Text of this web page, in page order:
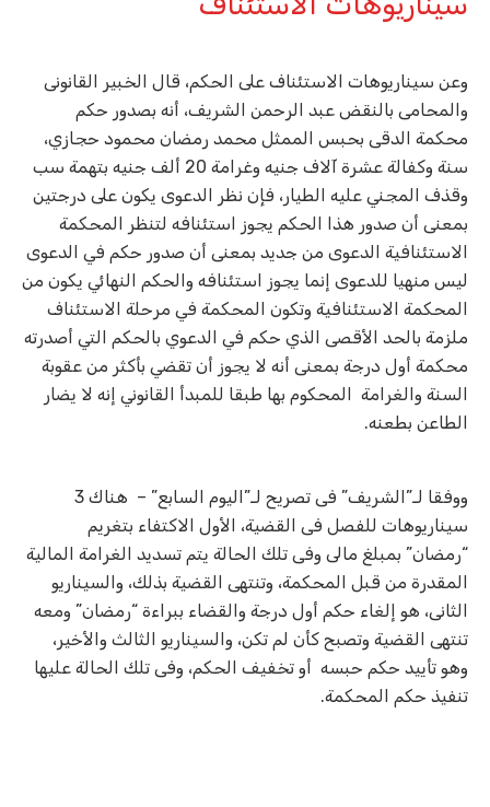
وعن سيناريوهات الاستئناف على الحكم، قال الخبير القانونى
والمحامى بالنقض عبد الرحمن الشريف، أنه بصدور حكم
محكمة الدقى بحبس الممثل محمد رمضان محمود حجازي،
سنة وكفالة عشرة آلاف جنيه وغرامة 20 ألف جنيه بتهمة سب
وقذف المجني عليه الطيار، فإن نظر الدعوى يكون على درجتين
بمعنى أن صدور هذا الحكم يجوز استئنافه لتنظر المحكمة
الاستئنافية الدعوى من جديد بمعنى أن صدور حكم في الدعوى
ليس منهيا للدعوى إنما يجوز استئنافه والحكم النهائي يكون من
المحكمة الاستئنافية وتكون المحكمة في مرحلة الاستئناف
ملزمة بالحد الأقصى الذي حكم في الدعوي بالحكم التي أصدرته
محكمة أول درجة بمعنى أنه لا يجوز أن تقضي بأكثر من عقوبة
السنة والغرامة المحكوم بها طبقا للمبدأ القانوني إنه لا يضار
الطاعن بطعنه.
ووفقا لـ”الشريف” فى تصريح لـ”اليوم السابع” – هناك 3
سيناريوهات للفصل فى القضية، الأول الاكتفاء بتغريم
“رمضان” بمبلغ مالى وفى تلك الحالة يتم تسديد الغرامة المالية
المقدرة من قبل المحكمة، وتنتهى القضية بذلك، والسيناريو
الثانى، هو إلغاء حكم أول درجة والقضاء ببراءة “رمضان” ومعه
تنتهى القضية وتصبح كأن لم تكن، والسيناريو الثالث والأخير،
وهو تأييد حكم حبسه أو تخفيف الحكم، وفى تلك الحالة عليها
تنفيذ حكم المحكمة.